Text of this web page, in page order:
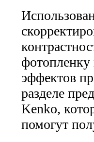
фотопленку
эффектов
разделе
Kenko,
помогут